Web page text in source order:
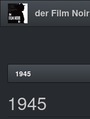
Direkt
der Film Noir
1945
1945